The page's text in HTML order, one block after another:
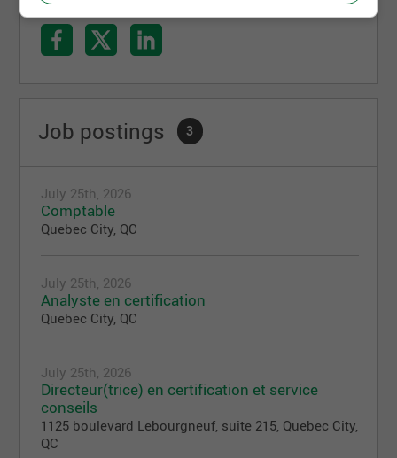
Share this page
Job postings 3
July 25th, 2026
Comptable
Quebec City, QC
July 25th, 2026
Analyste en certification
Quebec City, QC
July 25th, 2026
Directeur(trice) en certification et service
conseils
1125 boulevard Lebourgneuf, suite 215, Quebec City,
QC